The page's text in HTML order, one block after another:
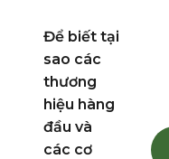
sao các
thương
hiệu hàng
đầu và
các cơ
quan